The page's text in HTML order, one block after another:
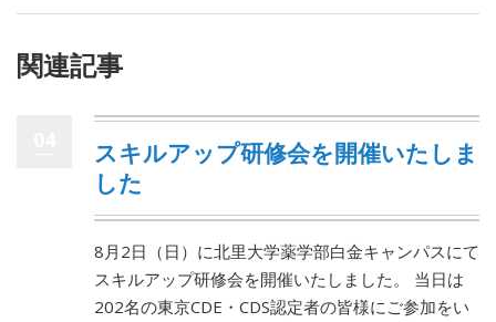
関連記事
スキルアップ研修会を開催いたしま
した
8月2日（日）に北里大学薬学部白金キャンパスにて
スキルアップ研修会を開催いたしました。 当日は
202名の東京CDE・CDS認定者の皆様にご参加をい